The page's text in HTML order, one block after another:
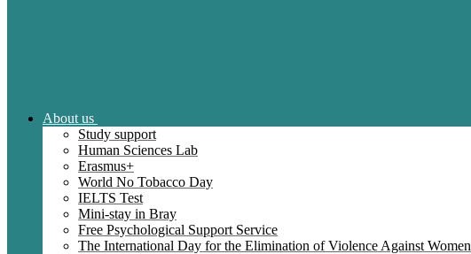
About us
Study support
Human Sciences Lab
Erasmus+
World No Tobacco Day
IELTS Test
Mini-stay in Bray
Free Psychological Support Service
The International Day for the Elimination of Violence Against Women